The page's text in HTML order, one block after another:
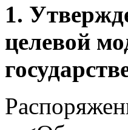
1.
целевой